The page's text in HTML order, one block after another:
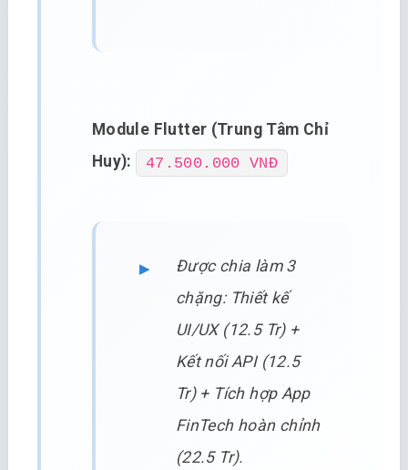
Module Flutter (Trung Tâm Chỉ
Huy):
47.500.000 VNĐ
Được chia làm 3
chặng: Thiết kế
UI/UX (12.5 Tr) +
Kết nối API (12.5
Tr) + Tích hợp App
FinTech hoàn chỉnh
(22.5 Tr).